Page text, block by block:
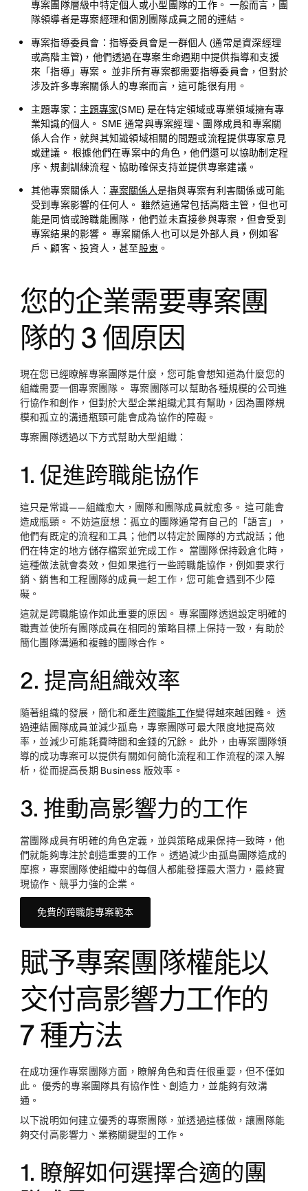
專案團隊層級中特定個人或小型團隊的工作。 一般而言，團
隊領導者是專案經理和個別團隊成員之間的連結。
專案指導委員會： 指導委員會是一群個人 (通常是資深經理
或高階主管)，他們透過在專案生命週期中提供指導和支援
來「指導」專案。 並非所有專案都需要指導委員會，但對於
涉及許多專案關係人的專案而言，這可能很有用。
主題專家： 主題專家(SME) 是在特定領域或專業領域擁有專
業知識的個人。 SME 通常與專案經理、團隊成員和專案關
係人合作，就與其知識領域相關的問題或流程提供專家意見
或建議。 根據他們在專案中的角色，他們還可以協助制定程
序、規劃訓練流程、協助確保支持並提供專案建議。
其他專案關係人： 專案關係人是指與專案有利害關係或可能
受到專案影響的任何人。 雖然這通常包括高階主管，但也可
能是同儕或跨職能團隊，他們並未直接參與專案，但會受到
專案結果的影響。 專案關係人也可以是外部人員，例如客
戶、顧客、投資人，甚至股東。
您的企業需要專案團
隊的 3 個原因
現在您已經瞭解專案團隊是什麼，您可能會想知道為什麼您的
組織需要一個專案團隊。 專案團隊可以幫助各種規模的公司進
行協作和創作，但對於大型企業組織尤其有幫助，因為團隊規
模和孤立的溝通瓶頸可能會成為協作的障礙。
專案團隊透過以下方式幫助大型組織：
1. 促進跨職能協作
這只是常識——組織愈大，團隊和團隊成員就愈多。 這可能會
造成瓶頸。 不妨這麼想：孤立的團隊通常有自己的「語言」，
他們有既定的流程和工具；他們以特定於團隊的方式說話；他
們在特定的地方儲存檔案並完成工作。 當團隊保持穀倉化時，
這種做法就會奏效，但如果進行一些跨職能協作，例如要求行
銷、銷售和工程團隊的成員一起工作，您可能會遇到不少障
礙。
這就是跨職能協作如此重要的原因。 專案團隊透過設定明確的
職責並使所有團隊成員在相同的策略目標上保持一致，有助於
簡化團隊溝通和複雜的團隊合作。
2. 提高組織效率
隨著組織的發展，簡化和產生跨職能工作變得越來越困難。 透
過連結團隊成員並減少孤島，專案團隊可最大限度地提高效
率，並減少可能耗費時間和金錢的冗餘。 此外，由專案團隊領
導的成功專案可以提供有關如何簡化流程和工作流程的深入解
析，從而提高長期 Business 版效率。
3. 推動高影響力的工作
當團隊成員有明確的角色定義，並與策略成果保持一致時，他
們就能夠專注於創造重要的工作。 透過減少由孤島團隊造成的
摩擦，專案團隊使組織中的每個人都能發揮最大潛力，最終實
現協作、競爭力強的企業。
免費的跨職能專案範本
賦予專案團隊權能以
交付高影響力工作的
7 種方法
在成功運作專案團隊方面，瞭解角色和責任很重要，但不僅如
此。 優秀的專案團隊具有協作性、創造力，並能夠有效溝
通。
以下說明如何建立優秀的專案團隊，並透過這樣做，讓團隊能
夠交付高影響力、業務關鍵型的工作。
1. 瞭解如何選擇合適的團